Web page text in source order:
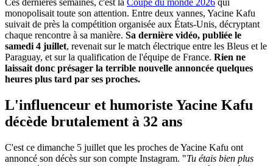
Ces dernières semaines, c'est la Coupe du monde 2026 qui
monopolisait toute son attention. Entre deux vannes, Yacine Kafu
suivait de près la compétition organisée aux États-Unis, décryptant
chaque rencontre à sa manière. Sa dernière vidéo, publiée le
samedi 4 juillet, revenait sur le match électrique entre les Bleus et le
Paraguay, et sur la qualification de l'équipe de France. Rien ne
laissait donc présager la terrible nouvelle annoncée quelques
heures plus tard par ses proches.
L'influenceur et humoriste Yacine Kafu
décède brutalement à 32 ans
C'est ce dimanche 5 juillet que les proches de Yacine Kafu ont
annoncé son décès sur son compte Instagram. "Tu étais bien plus